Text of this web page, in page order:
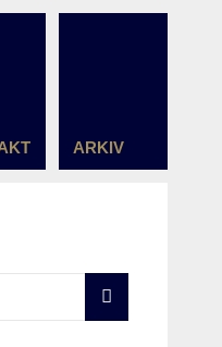
ARKIV